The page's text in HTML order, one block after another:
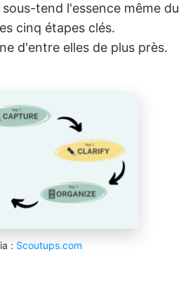
tend l'essence même du
cinq étapes clés.
d'entre elles de plus près.
: Scoutups.com